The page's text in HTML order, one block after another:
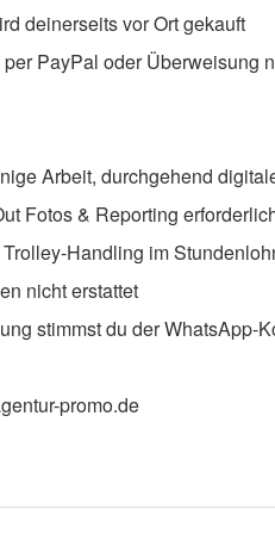
deinerseits vor Ort gekauft
PayPal oder Überweisung
Arbeit, durchgehend
Fotos & Reporting
Handling im
nicht erstattet
stimmst du der WhatsApp-
promo.de